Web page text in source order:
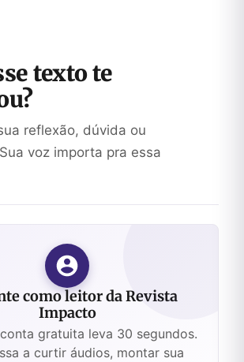
texto te
reflexão, dúvida ou
voz importa pra essa
como leitor da Revista
Impacto
gratuita leva 30 segundos.
a curtir áudios, montar sua